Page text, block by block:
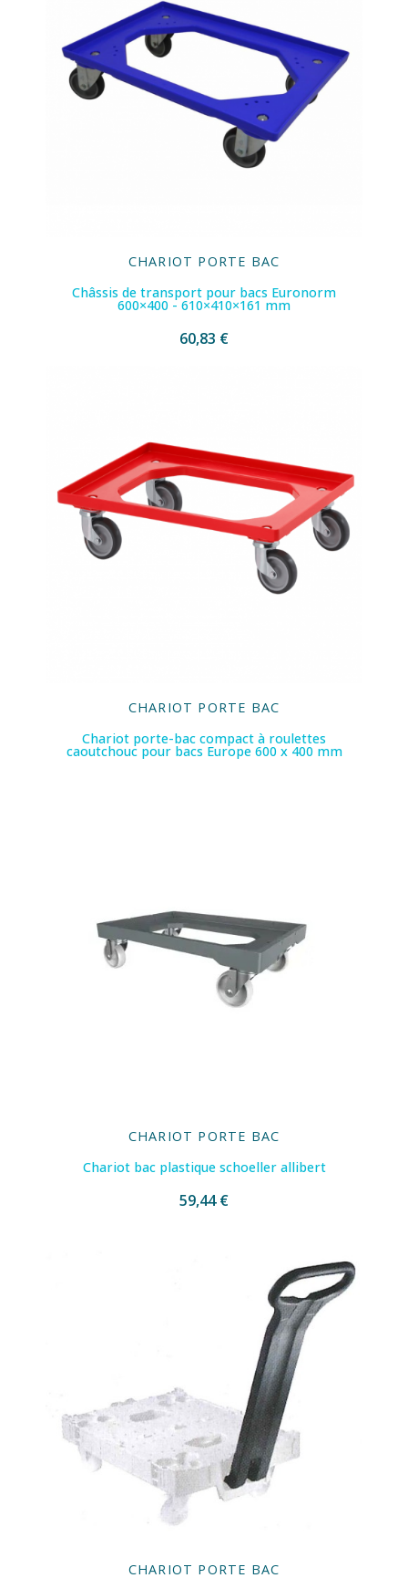
CHARIOT PORTE BAC
Châssis de transport pour bacs Euronorm
600×400 - 610×410×161 mm
60,83 €
CHARIOT PORTE BAC
Chariot porte-bac compact à roulettes
caoutchouc pour bacs Europe 600 x 400 mm
CHARIOT PORTE BAC
Chariot bac plastique schoeller allibert
59,44 €
CHARIOT PORTE BAC